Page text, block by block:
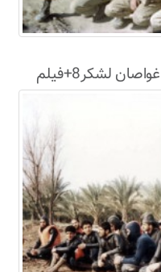
لشکر8+فیلم